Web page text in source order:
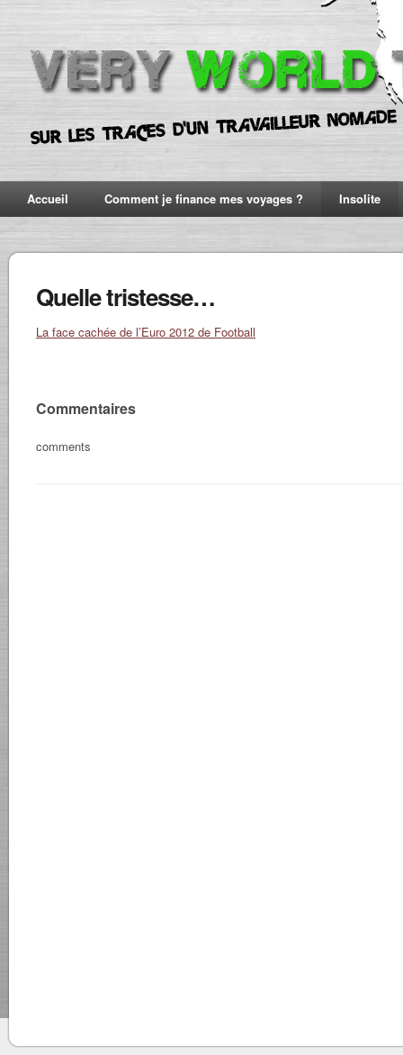
Accueil Comment je finance mes voyages ? Insolite
Quelle tristesse…
La face cachée de l’Euro 2012 de Football
Commentaires
comments